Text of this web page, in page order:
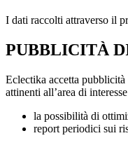
I dati raccolti attraverso il
PUBBLICITÀ
Eclectika accetta
attinenti all’area di
la possibilità di
report periodici sui